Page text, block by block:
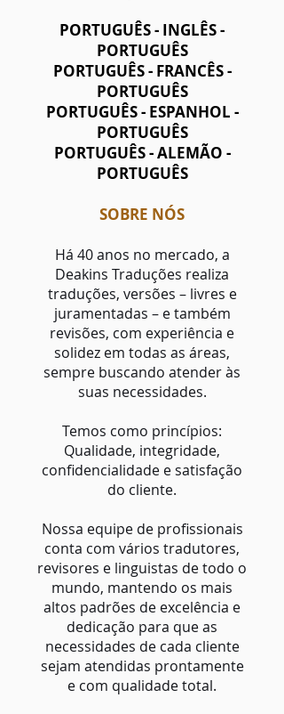
PORTUGUÊS - INGLÊS -
PORTUGUÊS
PORTUGUÊS - FRANCÊS -
PORTUGUÊS
PORTUGUÊS - ESPANHOL -
PORTUGUÊS
PORTUGUÊS - ALEMÃO -
PORTUGUÊS
SOBRE NÓS
Há 40 anos no mercado, a
Deakins Traduções realiza
traduções, versões – livres e
juramentadas – e também
revisões, com experiência e
solidez em todas as áreas,
sempre buscando atender às
suas necessidades.
Temos como princípios:
Qualidade, integridade,
confidencialidade e satisfação
do cliente.
Nossa equipe de profissionais
conta com vários tradutores,
revisores e linguistas de todo o
mundo, mantendo os mais
altos padrões de excelência e
dedicação para que as
necessidades de cada cliente
sejam atendidas prontamente
e com qualidade total.